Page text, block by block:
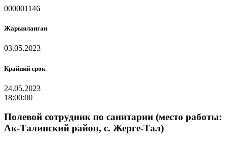
000001146
Жарыяланган
03.05.2023
Крайний срок
24.05.2023
18:00:00
Полевой сотрудник по санитарии (место работы:
Ак-Талинский район, с. Жерге-Тал)